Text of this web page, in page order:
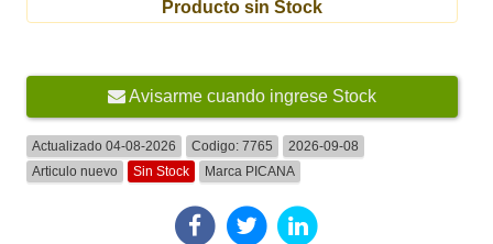
Producto sin Stock
Avisarme cuando ingrese Stock
Actualizado 04-08-2026 Codigo:7765
2026-09-08
Articulo nuevo
Sin Stock Marca PICANA